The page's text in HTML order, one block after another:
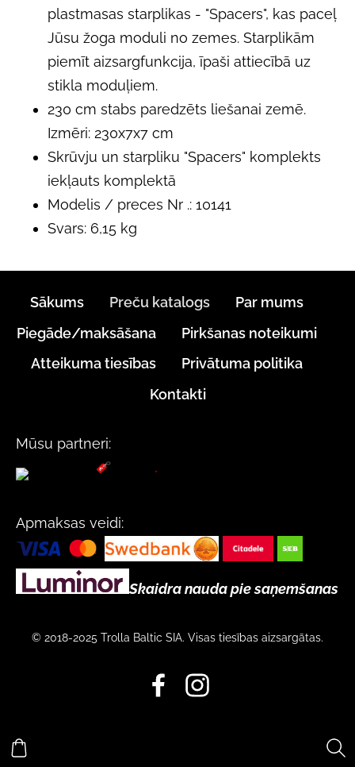
plastmasas starplikas - "Spacers", kas paceļ
Jūsu žoga moduli no zemes. Starplikām
piemīt aizsargfunkcija, īpaši attiecībā uz
stikla moduļiem.
230 cm stabs paredzēts liešanai zemē.
Izmēri: 230x7x7 cm
Skrūvju un starpliku "Spacers" komplekts
iekļauts komplektā
Modelis / preces Nr .: 10141
Svars: 6,15 kg
Sākums Preču katalogs
Par mums
Piegāde/maksāšana
Pirkšanas noteikumi
Atteikuma tiesības
Privātuma politika
Kontakti
Mūsu partneri:
Apmaksas veidi:
Skaidra nauda pie saņemšanas
© 2018-2025 Trolla Baltic SIA. Visas tiesības aizsargātas.